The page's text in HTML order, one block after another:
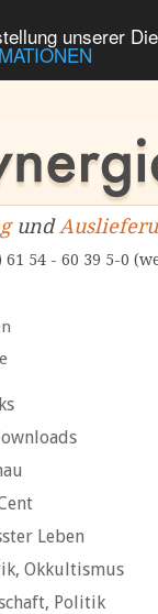
unserer
und
61 54 - 60 39 5-0
Leben
Okkultismus
Politik